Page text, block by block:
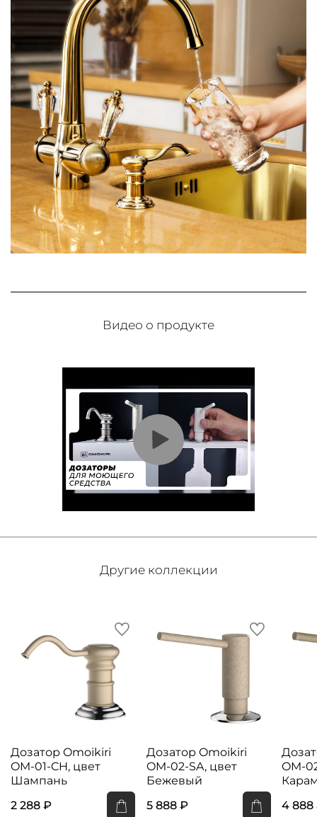
Видео о продукте
Другие коллекции
Дозатор Omoikiri
OM-01-CH, цвет
Шампань
2 288 ₽
Дозатор Omoikiri
OM-02-SA, цвет
Бежевый
5 888 ₽
OM-
4 888